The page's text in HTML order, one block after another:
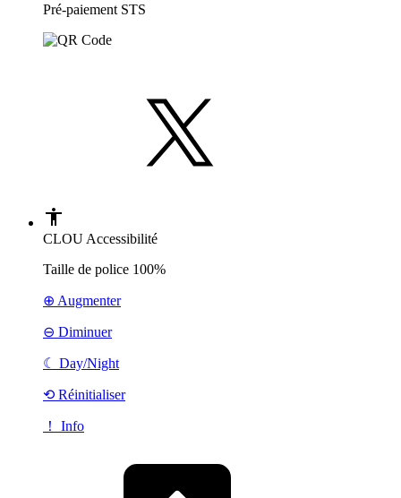
Pré-paiement STS
CLOU Accessibilité
Taille de police 100%
⊕ Augmenter
⊖ Diminuer
☾ Day/Night
⟲ Réinitialiser
！ Info